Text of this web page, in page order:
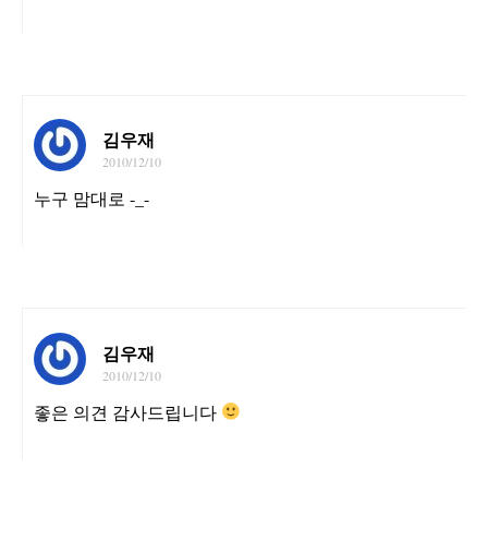
김우재
2010/12/10
누구 맘대로 -_-
김우재
2010/12/10
좋은 의견 감사드립니다